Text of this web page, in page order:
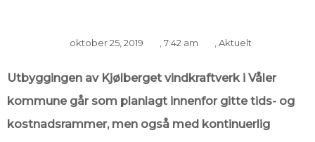
oktober 25, 2019 7:42 am Aktuelt
Utbyggingen av Kjølberget vindkraftverk i Våler
kommune går som planlagt innenfor gitte tids- og
kostnadsrammer, men også med kontinuerlig